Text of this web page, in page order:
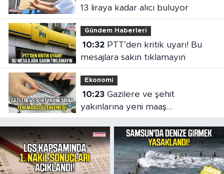
13 liraya kadar alıcı buluyor
Gündem Haberleri
10:32PTT’den kritik uyarı! Bu
mesajlara sakın tıklamayın
Ekonomi
10:23Gazilere ve şehit
yakınlarına yeni maaş
düzenlemesi